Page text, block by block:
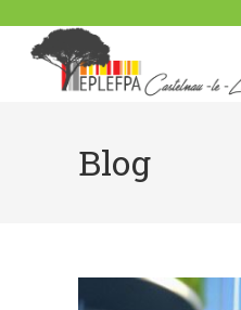
Blog